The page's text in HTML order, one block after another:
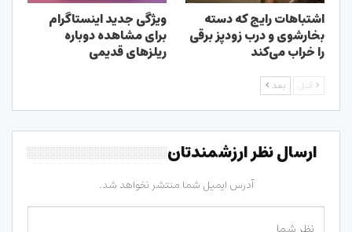
اشتباهات رایج که دسته
بخارشوی و درب زودپز برقی
را خراب می‌کند
ویژگی جدید اینستاگرام
برای مشاهده دوباره
ریلزهای قدیمی
قبل بعد
ارسال نظر ارزشمندتان
آدرس ایمیل شما منتشر نخواهد شد.